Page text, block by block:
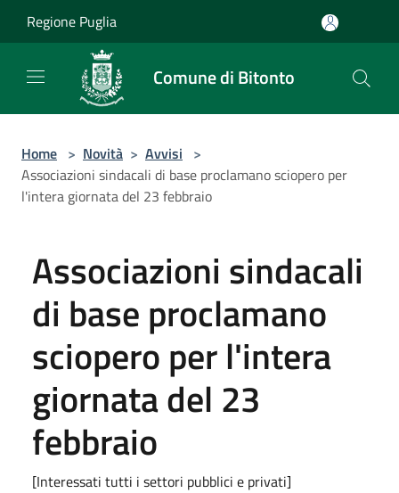
Regione Puglia
Comune di Bitonto
Home > Novità > Avvisi >
Associazioni sindacali di base proclamano sciopero per
l'intera giornata del 23 febbraio
Associazioni sindacali
di base proclamano
sciopero per l'intera
giornata del 23
febbraio
[Interessati tutti i settori pubblici e privati]